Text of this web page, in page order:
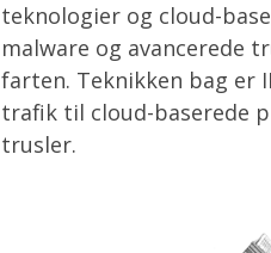
teknologier og cloud-
malware og avancerede
farten. Teknikken bag er
trafik til cloud-baserede
trusler.